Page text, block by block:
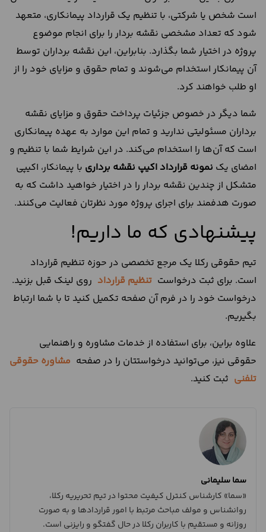
است شخص یا شرکتی، با تنظیم یک قرارداد پیمانکاری، متعهد
شود که تعداد مشخصی نقشه بردار را برای انجام موضوع
پروژه در اختیار شما بگذارد. بنابراین، این نقشه برداران توسط
آن پیمانکار استخدام می‌شوند و تمام حقوق و مزایای خود را از
او طلب خواهند کرد.
شما دیگر در خصوص جزئیات پرداخت حقوق و مزایای نقشه
برداران مسئولیتی ندارید و تمام این موارد به عهده پیمانکاری
است که آن‌ها را استخدام می‌کند. در این شرایط شما با تنظیم و
امضای یک نمونه قرارداد اکیپ نقشه برداری با پیمانکار، اکیپی
متشکل از چندین نقشه بردار را در اختیار خواهید داشت که به
صورت هدفمند برای اجرای پروژه مورد نظرتان فعالیت می‌کنند.
پیشنهادی که ما داریم!
تیم حقوقی رکلا یک مرجع تخصصی در حوزه تنظیم قرارداد
است. برای ثبت درخواست تنظیم قرارداد روی لینک قبل بزنید.
درخواست خود را در فرم آن صفحه تکمیل کنید تا با شما ارتباط
بگیریم.
علاوه براین، برای استفاده از خدمات مشاوره و راهنمایی
حقوقی نیز، می‌توانید درخواستتان را در صفحه مشاوره حقوقی
تلفنی ثبت کنید.
سما سلیمانی
«سما» کارشناس کنترل کیفیت محتوا در تیم تحریریه رکلا،
روانشناس و مولف مباحث مرتبط با امور قراردادها و به صورت
روزانه و مستقیم با کاربران رکلا در حال گفتگو و رایزنی است.